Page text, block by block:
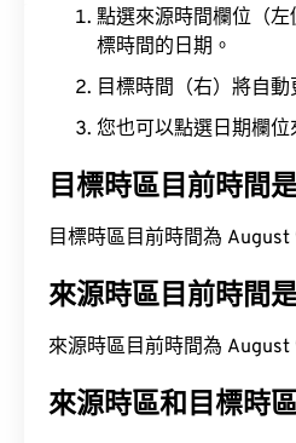
點選來源時間欄位（
標時間的日期。
目標時間（右）將自動
您也可以點選日期欄位
目標時區目前時間
目標時區目前時間為
來源時區目前時間
來源時區目前時間為
來源時區和目標時